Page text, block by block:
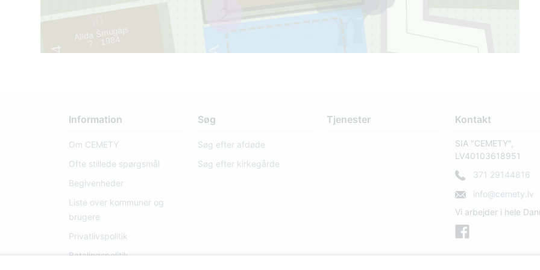
031A
4
Alīda Šmugājs
? - 1984
Information
Om CEMETY
Ofte stillede spørgsmål
Begivenheder
Liste over kommuner og
brugere
Privatlivspolitik
Betalingspolitik
Søg
Søg efter afdøde
Søg efter kirkegårde
Tjenester Kontakt
SIA "CEMETY",
LV40103618951
371 29144816
info@cemety.lv
Vi arbejder i hele